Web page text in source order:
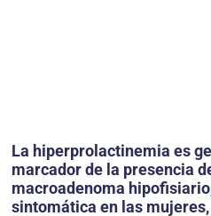
La hiperprolactinemia es
marcador de la presencia
macroadenoma
sintomática en las